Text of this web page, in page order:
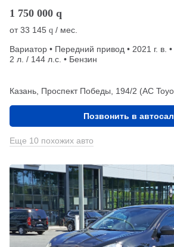
1 750 000 q
от33 145 q / мес.
Вариатор • Передний привод • 2021 г. в.
2 л. / 144 л.с. • Бензин
Казань, Проспект Победы, 194/2 (АС
Позвонить в
Еще 10 похожих авто